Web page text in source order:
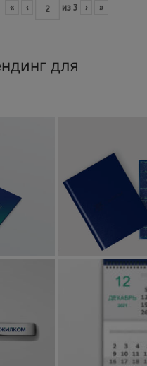
« ‹ из 3 › »
для